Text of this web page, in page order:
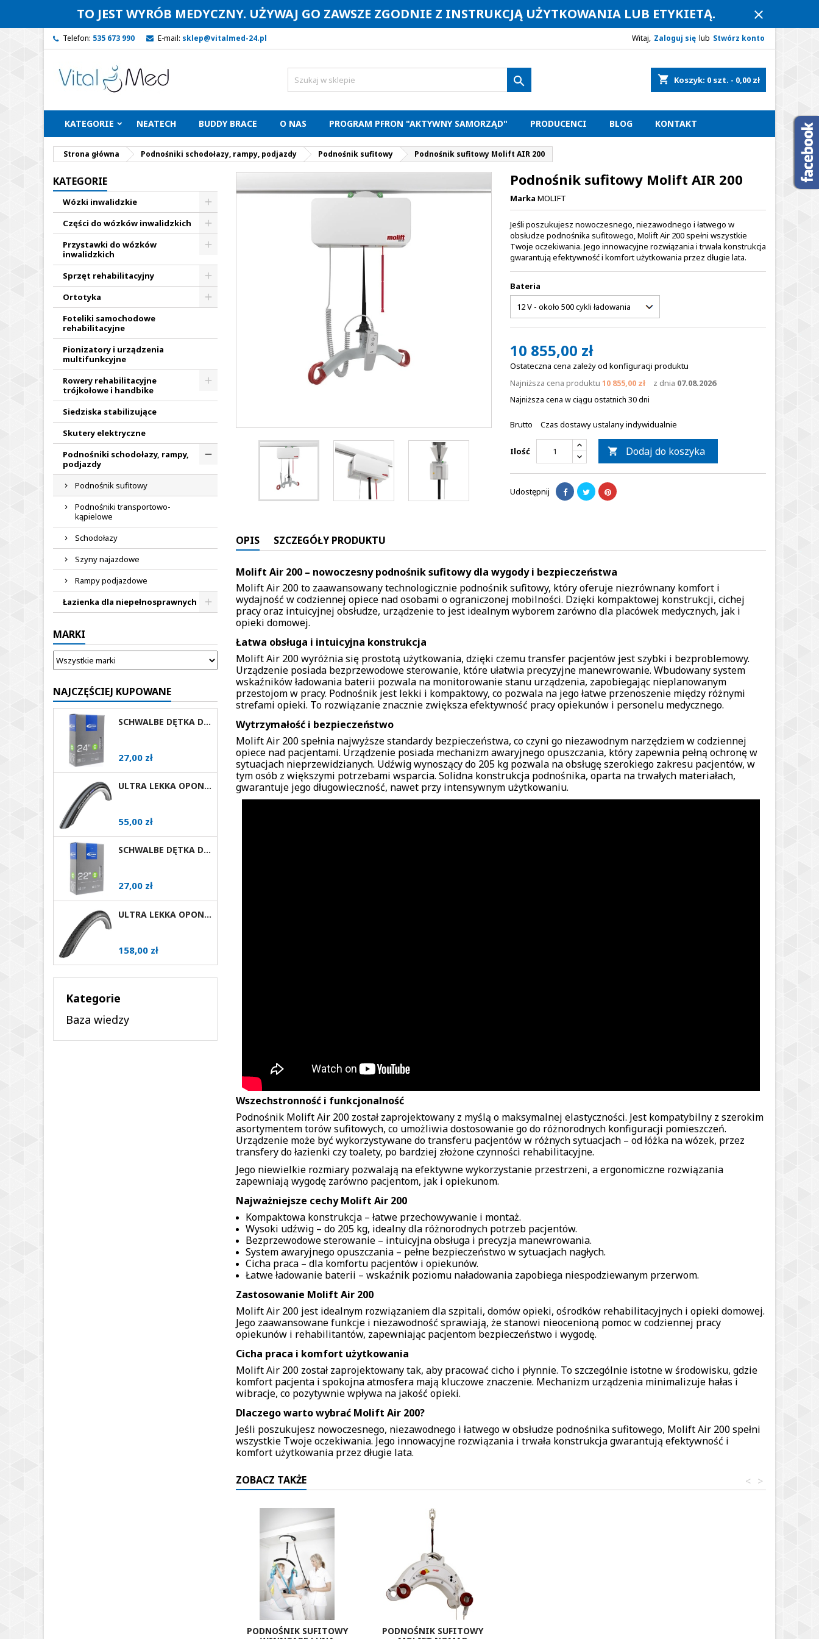
TO JEST WYRÓB MEDYCZNY. UŻYWAJ GO ZAWSZE ZGODNIE Z INSTRUKCJĄ UŻYTKOWANIA LUB ETYKIETĄ. close
Telefon: 535 673 990 E-mail: sklep@vitalmed-24.pl Witaj, Zaloguj się lub Stwórz konto
shopping_cart Koszyk: 0 szt. - 0,00 zł

KATEGORIE NEATECH BUDDY BRACE O NAS PROGRAM PFRON "AKTYWNY SAMORZĄD" PRODUCENCI BLOG KONTAKT
Strona główna Podnośniki schodołazy, rampy, podjazdy Podnośnik sufitowy Podnośnik sufitowy Molift AIR 200
KATEGORIE
Wózki inwalidzkie
Części do wózków inwalidzkich
Przystawki do wózków
inwalidzkich
Sprzęt rehabilitacyjny
Ortotyka
Foteliki samochodowe
rehabilitacyjne
Pionizatory i urządzenia
multifunkcyjne
Rowery rehabilitacyjne
trójkołowe i handbike
Siedziska stabilizujące
Skutery elektryczne
Podnośniki schodołazy, rampy,
podjazdy
Podnośnik sufitowy
Podnośniki transportowo-
kąpielowe
Schodołazy
Szyny najazdowe
Rampy podjazdowe
Łazienka dla niepełnosprawnych
MARKI
NAJCZĘŚCIEJ KUPOWANE
SCHWALBE DĘTKA DO WÓZKA INWALIDZKIEGO 24X1 AV
Cena
27,00 zł
ULTRA LEKKA OPONA DO WÓZKA AKTYWNEGO SCHWALBE RIGHTRUN RÓŻNE ROZMIARY I KOLORY AV
Cena
55,00 zł
SCHWALBE DĘTKA DO WÓZKA INWALIDZKIEGO 22X1 AV
Cena
27,00 zł
ULTRA LEKKA OPONA DO WÓZKA AKTYWNEGO SCHWALBE MARATHON PLUS EVOLUTION RÓŻNE ROZMIARY AV
Cena
158,00 zł
Kategorie
Baza wiedzy
Podnośnik sufitowy Molift AIR 200
Marka MOLIFT
Jeśli poszukujesz nowoczesnego, niezawodnego i łatwego w
obsłudze podnośnika sufitowego, Molift Air 200 spełni wszystkie
Twoje oczekiwania. Jego innowacyjne rozwiązania i trwała konstrukcja
gwarantują efektywność i komfort użytkowania przez długie lata.
Bateria
10 855,00 zł
Ostateczna cena zależy od konfiguracji produktu
Najniższa cena produktu 10 855,00 zł z dnia 07.08.2026
Najniższa cena w ciągu ostatnich 30 dni
Brutto Czas dostawy ustalany indywidualnie
Ilość  Dodaj do koszyka
Udostępnij
OPIS SZCZEGÓŁY PRODUKTU
Molift Air 200 – nowoczesny podnośnik sufitowy dla wygody i bezpieczeństwa
Molift Air 200 to zaawansowany technologicznie podnośnik sufitowy, który oferuje niezrównany komfort i
wydajność w codziennej opiece nad osobami o ograniczonej mobilności. Dzięki kompaktowej konstrukcji, cichej
pracy oraz intuicyjnej obsłudze, urządzenie to jest idealnym wyborem zarówno dla placówek medycznych, jak i
opieki domowej.
Łatwa obsługa i intuicyjna konstrukcja
Molift Air 200 wyróżnia się prostotą użytkowania, dzięki czemu transfer pacjentów jest szybki i bezproblemowy.
Urządzenie posiada bezprzewodowe sterowanie, które ułatwia precyzyjne manewrowanie. Wbudowany system
wskaźników ładowania baterii pozwala na monitorowanie stanu urządzenia, zapobiegając nieplanowanym
przestojom w pracy. Podnośnik jest lekki i kompaktowy, co pozwala na jego łatwe przenoszenie między różnymi
strefami opieki. To rozwiązanie znacznie zwiększa efektywność pracy opiekunów i personelu medycznego.
Wytrzymałość i bezpieczeństwo
Molift Air 200 spełnia najwyższe standardy bezpieczeństwa, co czyni go niezawodnym narzędziem w codziennej
opiece nad pacjentami. Urządzenie posiada mechanizm awaryjnego opuszczania, który zapewnia pełną ochronę w
sytuacjach nieprzewidzianych. Udźwig wynoszący do 205 kg pozwala na obsługę szerokiego zakresu pacjentów, w
tym osób z większymi potrzebami wsparcia. Solidna konstrukcja podnośnika, oparta na trwałych materiałach,
gwarantuje jego długowieczność, nawet przy intensywnym użytkowaniu.
Wszechstronność i funkcjonalność
Podnośnik Molift Air 200 został zaprojektowany z myślą o maksymalnej elastyczności. Jest kompatybilny z szerokim
asortymentem torów sufitowych, co umożliwia dostosowanie go do różnorodnych konfiguracji pomieszczeń.
Urządzenie może być wykorzystywane do transferu pacjentów w różnych sytuacjach – od łóżka na wózek, przez
transfery do łazienki czy toalety, po bardziej złożone czynności rehabilitacyjne.
Jego niewielkie rozmiary pozwalają na efektywne wykorzystanie przestrzeni, a ergonomiczne rozwiązania
zapewniają wygodę zarówno pacjentom, jak i opiekunom.
Najważniejsze cechy Molift Air 200
Kompaktowa konstrukcja – łatwe przechowywanie i montaż.
Wysoki udźwig – do 205 kg, idealny dla różnorodnych potrzeb pacjentów.
Bezprzewodowe sterowanie – intuicyjna obsługa i precyzja manewrowania.
System awaryjnego opuszczania – pełne bezpieczeństwo w sytuacjach nagłych.
Cicha praca – dla komfortu pacjentów i opiekunów.
Łatwe ładowanie baterii – wskaźnik poziomu naładowania zapobiega niespodziewanym przerwom.
Zastosowanie Molift Air 200
Molift Air 200 jest idealnym rozwiązaniem dla szpitali, domów opieki, ośrodków rehabilitacyjnych i opieki domowej.
Jego zaawansowane funkcje i niezawodność sprawiają, że stanowi nieocenioną pomoc w codziennej pracy
opiekunów i rehabilitantów, zapewniając pacjentom bezpieczeństwo i wygodę.
Cicha praca i komfort użytkowania
Molift Air 200 został zaprojektowany tak, aby pracować cicho i płynnie. To szczególnie istotne w środowisku, gdzie
komfort pacjenta i spokojna atmosfera mają kluczowe znaczenie. Mechanizm urządzenia minimalizuje hałas i
wibracje, co pozytywnie wpływa na jakość opieki.
Dlaczego warto wybrać Molift Air 200?
Jeśli poszukujesz nowoczesnego, niezawodnego i łatwego w obsłudze podnośnika sufitowego, Molift Air 200 spełni
wszystkie Twoje oczekiwania. Jego innowacyjne rozwiązania i trwała konstrukcja gwarantują efektywność i
komfort użytkowania przez długie lata.
ZOBACZ TAKŻE >
<
PODNOŚNIK SUFITOWY
PODNOŚNIK SUFITOWY